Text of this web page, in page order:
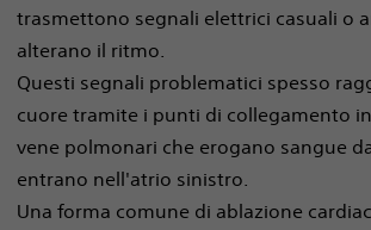
trasmettono segnali elettrici casuali o
alterano il ritmo.
Questi segnali problematici spesso
cuore tramite i punti di collegamento
vene polmonari che erogano sangue
entrano nell'atrio sinistro.
Una forma comune di ablazione